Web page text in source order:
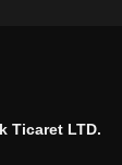
Ticaret LTD.